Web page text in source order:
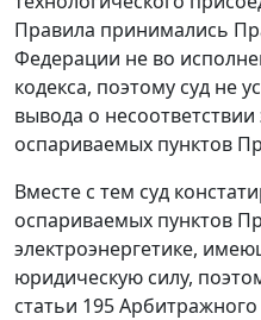
Правила принимались
Федерации не во
кодекса, поэтому суд не
вывода о несоответствии
оспариваемых пунктов
Вместе с тем суд
оспариваемых пунктов
электроэнергетике,
юридическую силу,
статьи 195